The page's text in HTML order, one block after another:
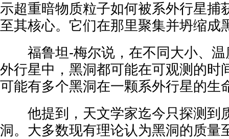
示超重暗物质粒子如何被系外行星捕
至其核心。它们在那里聚集并坍缩成
福鲁坦-梅尔说，在不同大小、温
外行星中，黑洞都可能在可观测的时
可能有多个黑洞在一颗系外行星的生
他提到，天文学家迄今只探测到
洞。大多数现有理论认为黑洞的质量